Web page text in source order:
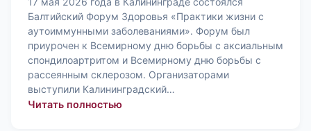
Балтийский Форум Здоровья «Практики жизни с
аутоиммунными заболеваниями». Форум был
приурочен к Всемирному дню борьбы с аксиальным
спондилоартритом и Всемирному дню борьбы с
рассеянным склерозом. Организаторами
выступили Калининградский…
Читать полностью: В Калининграде прошел